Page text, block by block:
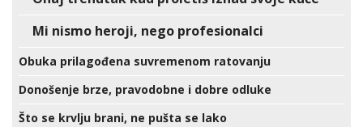
Mi nismo heroji, nego profesionalci
Obuka prilagođena suvremenom ratovanju
Donošenje brze, pravodobne i dobre odluke
Što se krvlju brani, ne pušta se lako